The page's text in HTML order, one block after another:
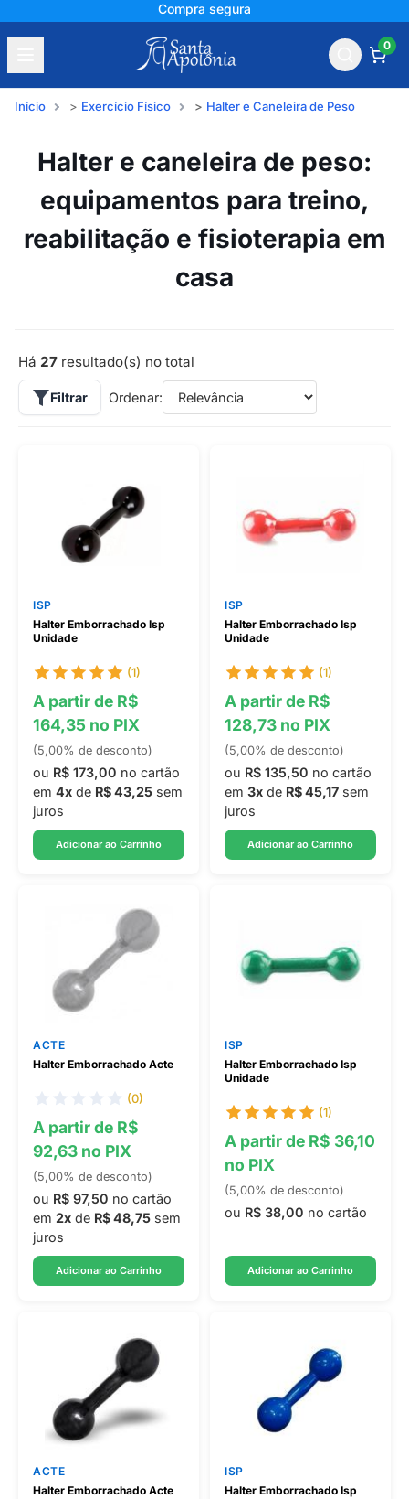
+150 mil avaliações
0
Início Exercício Físico Halter e Caneleira de Peso
Halter e caneleira de peso:
equipamentos para treino,
reabilitação e fisioterapia em
casa
Há 27 resultado(s) no total
Filtrar Ordenar:
ISP
Halter Emborrachado Isp
Unidade
(1)
A partir de R$
164,35 no PIX
(5,00% de desconto)
ou R$ 173,00 no cartão
em 4x de R$ 43,25 sem
juros
Adicionar ao Carrinho
ISP
Halter Emborrachado Isp
Unidade
(1)
A partir de R$
128,73 no PIX
(5,00% de desconto)
ou R$ 135,50 no cartão
em 3x de R$ 45,17 sem
juros
Adicionar ao Carrinho
ACTE
Halter Emborrachado Acte
(0)
A partir de R$
92,63 no PIX
(5,00% de desconto)
ou R$ 97,50 no cartão
em 2x de R$ 48,75 sem
juros
Adicionar ao Carrinho
ISP
Halter Emborrachado Isp
Unidade
(1)
A partir de R$ 36,10
no PIX
(5,00% de desconto)
ou R$ 38,00 no cartão
Adicionar ao Carrinho
ACTE
Halter Emborrachado Acte
ISP
Halter Emborrachado Isp